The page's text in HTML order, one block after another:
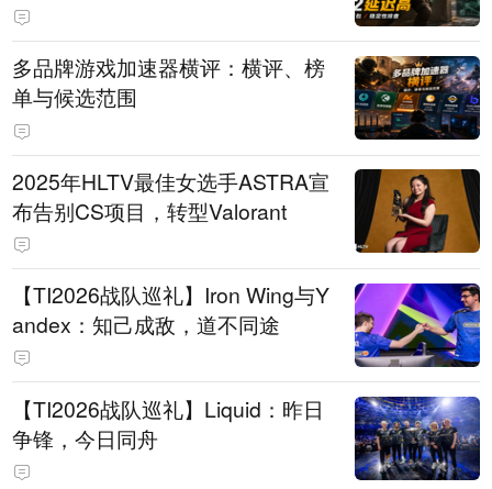
多品牌游戏加速器横评：横评、榜
单与候选范围
2025年HLTV最佳女选手ASTRA宣
布告别CS项目，转型Valorant
【TI2026战队巡礼】Iron Wing与Y
andex：知己成敌，道不同途
【TI2026战队巡礼】Liquid：昨日
争锋，今日同舟